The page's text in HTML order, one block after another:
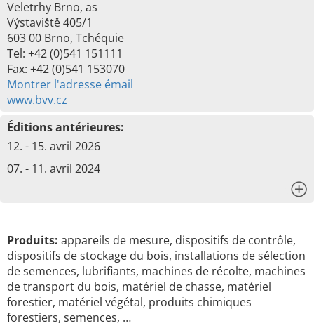
Veletrhy Brno, as
Výstaviště 405/1
603 00 Brno, Tchéquie
Tel: +42 (0)541 151111
Fax: +42 (0)541 153070
Montrer l'adresse émail
www.bvv.cz
Éditions antérieures:
12. - 15. avril 2026
07. - 11. avril 2024
Produits: appareils de mesure, dispositifs de contrôle,
dispositifs de stockage du bois, installations de sélection
de semences, lubrifiants, machines de récolte, machines
de transport du bois, matériel de chasse, matériel
forestier, matériel végétal, produits chimiques
forestiers, semences, …